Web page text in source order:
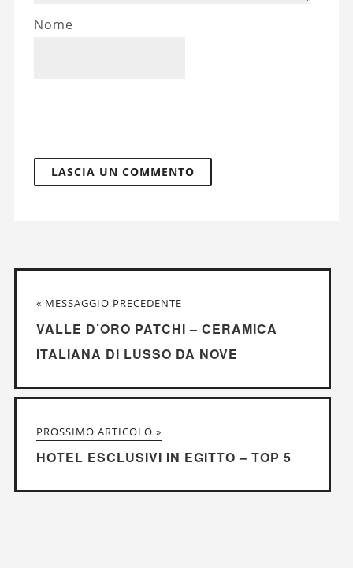
Nome
« MESSAGGIO PRECEDENTE
VALLE D’ORO PATCHI – CERAMICA
ITALIANA DI LUSSO DA NOVE
PROSSIMO ARTICOLO »
HOTEL ESCLUSIVI IN EGITTO – TOP 5